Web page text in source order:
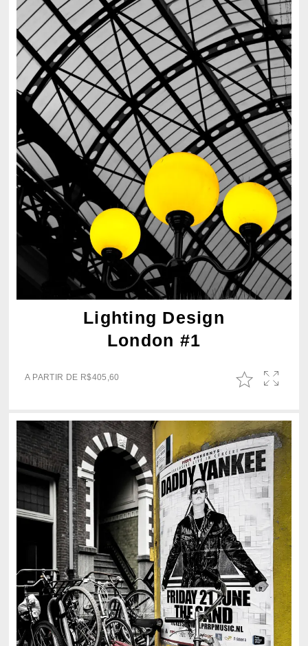
Lighting Design
London #1
A PARTIR DE R$405,60